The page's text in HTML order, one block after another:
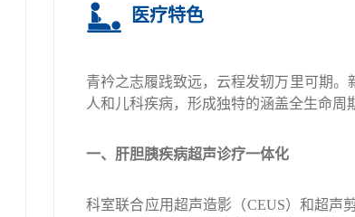
医疗特色
青衿之志履践致远，云程发轫万里可期
人和儿科疾病，形成独特的涵盖全生命周
一、肝胆胰疾病超声诊疗一体化
科室联合应用超声造影（CEUS）和超声